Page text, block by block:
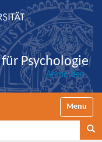
Psychologie
Anmelden